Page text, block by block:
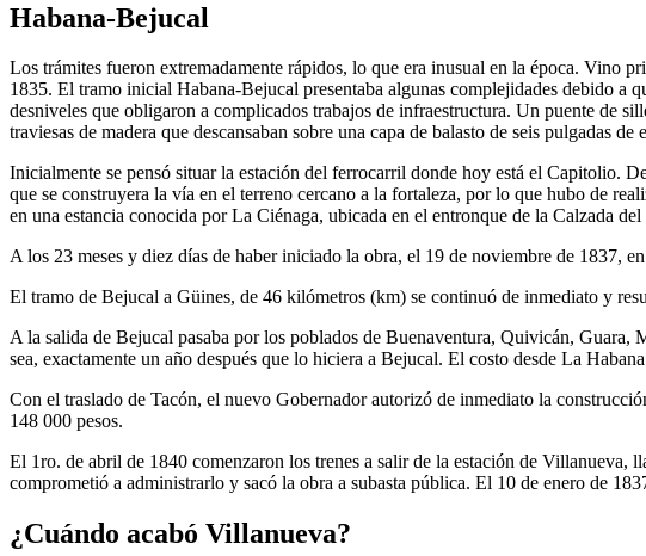
Habana-Bejucal
Los trámites fueron extremadamente rápidos, lo que era inusual en la época. Vino
1835. El tramo inicial Habana-Bejucal presentaba algunas complejidades debido a
desniveles que obligaron a complicados trabajos de infraestructura. Un puente de
traviesas de madera que descansaban sobre una capa de balasto de seis pulgadas
Inicialmente se pensó situar la estación del ferrocarril donde hoy está el Capitolio.
que se construyera la vía en el terreno cercano a la fortaleza, por lo que hubo de
en una estancia conocida por La Ciénaga, ubicada en el entronque de la Calzada
A los 23 meses y diez días de haber iniciado la obra, el 19 de noviembre de 1837,
El tramo de Bejucal a Güines, de 46 kilómetros (km) se continuó de inmediato y
A la salida de Bejucal pasaba por los poblados de Buenaventura, Quivicán,
sea, exactamente un año después que lo hiciera a Bejucal. El costo desde La
Con el traslado de Tacón, el nuevo Gobernador autorizó de inmediato la
148 000 pesos.
El 1ro. de abril de 1840 comenzaron los trenes a salir de la estación de
comprometió a administrarlo y sacó la obra a subasta pública. El 10 de enero de
¿Cuándo acabó Villanueva?